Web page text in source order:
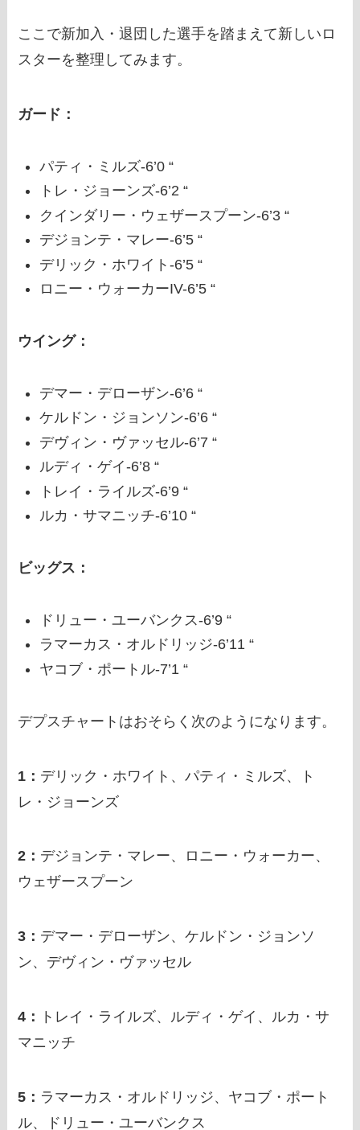
ここで新加入・退団した選手を踏まえて新しいロ
スターを整理してみます。
ガード：
パティ・ミルズ-6’0 “
トレ・ジョーンズ-6’2 “
クインダリー・ウェザースプーン-6’3 “
デジョンテ・マレー-6’5 “
デリック・ホワイト-6’5 “
ロニー・ウォーカーIV-6’5 “
ウイング：
デマー・デローザン-6’6 “
ケルドン・ジョンソン-6’6 “
デヴィン・ヴァッセル-6’7 “
ルディ・ゲイ-6’8 “
トレイ・ライルズ-6’9 “
ルカ・サマニッチ-6’10 “
ビッグス：
ドリュー・ユーバンクス-6’9 “
ラマーカス・オルドリッジ-6’11 “
ヤコブ・ポートル-7’1 “
デプスチャートはおそらく次のようになります。
1： デリック・ホワイト、パティ・ミルズ、ト
レ・ジョーンズ
2： デジョンテ・マレー、ロニー・ウォーカー、
ウェザースプーン
3： デマー・デローザン、ケルドン・ジョンソ
ン、デヴィン・ヴァッセル
4：
トレイ・ライルズ、ルディ・ゲイ、ルカ・サ
マニッチ
5： ラマーカス・オルドリッジ、ヤコブ・ポート
ル、ドリュー・ユーバンクス